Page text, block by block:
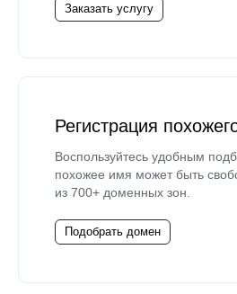
Заказать услугу
Регистрация
Воспользуйтесь удобным
похожее имя может быть
из 700+ доменных зон.
Подобрать домен